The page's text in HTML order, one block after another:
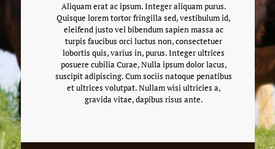
Aliquam erat ac ipsum. Integer aliquam purus.
Quisque lorem tortor fringilla sed, vestibulum id,
eleifend justo vel bibendum sapien massa ac
turpis faucibus orci luctus non, consectetuer
lobortis quis, varius in, purus. Integer ultrices
posuere cubilia Curae, Nulla ipsum dolor lacus,
suscipit adipiscing. Cum sociis natoque penatibus
et ultrices volutpat. Nullam wisi ultricies a,
gravida vitae, dapibus risus ante.